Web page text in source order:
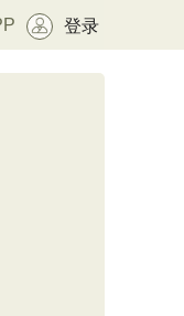
登录